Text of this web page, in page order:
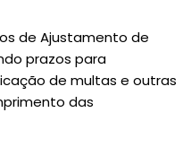
de Ajustamento de
prazos para
de multas e outras
das